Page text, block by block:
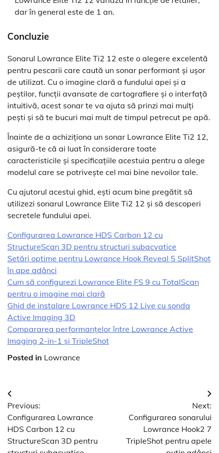
dar în general este de 1 an.
Concluzie
Sonarul Lowrance Elite Ti2 12 este o alegere excelentă
pentru pescarii care caută un sonar performant și ușor
de utilizat. Cu o imagine clară a fundului apei și a
peștilor, funcții avansate de cartografiere și o interfață
intuitivă, acest sonar te va ajuta să prinzi mai mulți
pești și să te bucuri mai mult de timpul petrecut pe apă.
Înainte de a achiziționa un sonar Lowrance Elite Ti2 12,
asigură-te că ai luat în considerare toate
caracteristicile și specificațiile acestuia pentru a alege
modelul care se potrivește cel mai bine nevoilor tale.
Cu ajutorul acestui ghid, ești acum bine pregătit să
utilizezi sonarul Lowrance Elite Ti2 12 și să descoperi
secretele fundului apei.
Configurarea Lowrance HDS Carbon 12 cu
StructureScan 3D pentru structuri subacvatice
Setări optime pentru Lowrance Hook Reveal 5 SplitShot
în ape adânci
Cum să configurezi Lowrance Elite FS 9 cu TotalScan
pentru o imagine mai clară
Ghid de instalare Lowrance HDS 12 Live cu sonda
Active Imaging 3D
Compararea performanțelor între Lowrance Active
Imaging 2-in-1 și TripleShot
Posted in Lowrance
Navigare
în
articole
Previous:
Configurarea Lowrance
HDS Carbon 12 cu
StructureScan 3D pentru
Next:
Configurarea sonarului
Lowrance Hook2 7
TripleShot pentru apele